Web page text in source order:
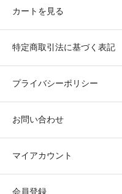
カートを見る
特定商取引法に基づく表記
プライバシーポリシー
お問い合わせ
マイアカウント
会員登録